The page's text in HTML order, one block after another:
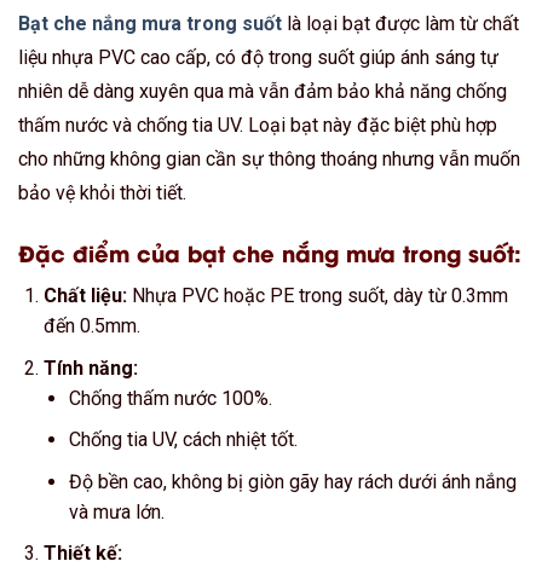
Bạt che nắng mưa trong suốt là loại bạt được làm từ chất
liệu nhựa PVC cao cấp, có độ trong suốt giúp ánh sáng tự
nhiên dễ dàng xuyên qua mà vẫn đảm bảo khả năng chống
thấm nước và chống tia UV. Loại bạt này đặc biệt phù hợp
cho những không gian cần sự thông thoáng nhưng vẫn muốn
bảo vệ khỏi thời tiết.
Đặc điểm của bạt che nắng mưa trong suốt:
Chất liệu:Nhựa PVC hoặc PE trong suốt, dày từ 0.3mm
đến 0.5mm.
Tính năng:
Chống thấm nước 100%.
Chống tia UV, cách nhiệt tốt.
Độ bền cao, không bị giòn gãy hay rách dưới ánh nắng
và mưa lớn.
Thiết kế: